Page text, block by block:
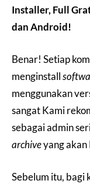
Installer, Full
dan Android!
Benar! Setiap
menginstall
menggunakan
sangat Kami
sebagai admin
archiveyang
Sebelum itu, bagi